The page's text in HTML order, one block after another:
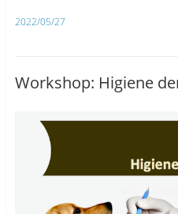
2022/05/27
Workshop: Higiene